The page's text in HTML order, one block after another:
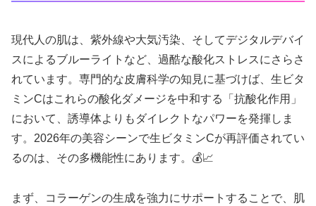
現代人の肌は、紫外線や大気汚染、そしてデジタルデバイ
スによるブルーライトなど、過酷な酸化ストレスにさらさ
れています。専門的な皮膚科学の知見に基づけば、生ビタ
ミンCはこれらの酸化ダメージを中和する「抗酸化作用」
において、誘導体よりもダイレクトなパワーを発揮しま
す。2026年の美容シーンで生ビタミンCが再評価されてい
るのは、その多機能性にあります。💰📈
まず、コラーゲンの生成を強力にサポートすることで、肌